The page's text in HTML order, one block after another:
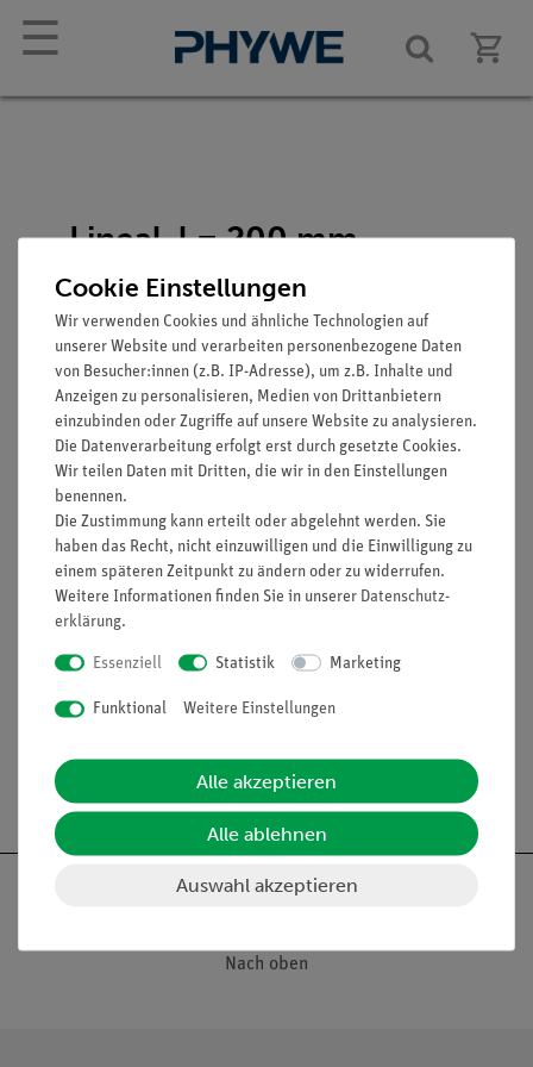
☰
Lineal, l = 200 mm,
Kunststoff
Artikel-Nr.: 09937-01
Funktion und Verwendung
Lineal aus Kunststoff.
Ausstattung und technische
Daten
Nach oben
Cookie Einstellungen
Wir verwenden Cookies und ähnliche Technologien auf
unserer Website und verarbeiten personenbezogene Daten
von Besucher:innen (z.B. IP-Adresse), um z.B. Inhalte und
Anzeigen zu personalisieren, Medien von Drittanbietern
einzubinden oder Zugriffe auf unsere Website zu analysieren.
Die Datenverarbeitung erfolgt erst durch gesetzte Cookies.
Wir teilen Daten mit Dritten, die wir in den Einstellungen
benennen.
Die Zustimmung kann erteilt oder abgelehnt werden. Sie
haben das Recht, nicht einzuwilligen und die Einwilligung zu
einem späteren Zeitpunkt zu ändern oder zu widerrufen.
Weitere Informationen finden Sie in unserer Daten­schutz­
erklärung.
Essenziell Statistik Marketing
Funktional Weitere Einstellungen
Alle akzeptieren
Alle ablehnen
Auswahl akzeptieren